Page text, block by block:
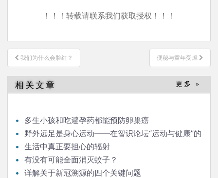
！！！转载请联系我们获取授权！！！
文
章
导
航
我们为什么会脸红？ 便秘与童年受虐
相关文章 更多 »
多生小孩和吃避孕药都能预防卵巢癌
野外远足是身心运动——在智识论坛“运动与健康”的
发言生活中真正要担心的辐射
有没有可能全面消灭蚊子？
详解关于新冠溯源的四个关键问题